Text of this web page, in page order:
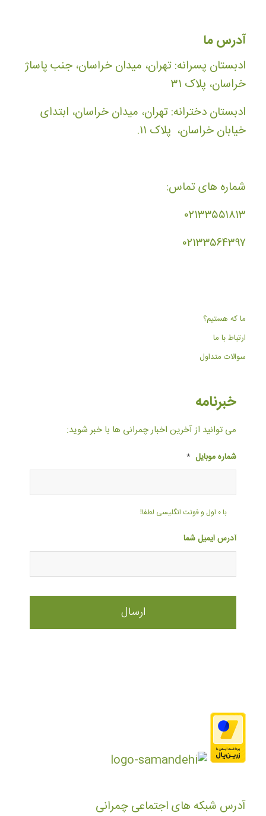
آدرس ما
ادبستان پسرانه: تهران، میدان خراسان، جنب پاساژ
خراسان، پلاک ۳۱
ادبستان دخترانه: تهران، میدان خراسان، ابتدای
خیابان خراسان، پلاک ۱۱.
شماره های تماس:
۰۲۱۳۳۵۵۱۸۱۳
۰۲۱۳۳۵۶۴۳۹۷
ما که هستیم؟
ارتباط با ما
سوالات متداول
خبرنامه
می توانید از آخرین اخبار چمرانی ها با خبر شوید:
شماره موبایل *
با ۰ اول و فونت انگلیسی لطفا!
آدرس ایمیل شما
آدرس شبکه های اجتماعی چمرانی